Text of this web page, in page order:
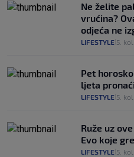
Ne želite
vrućina?
odjeća ne
LIFESTYLE 5. kol.
Pet
ljeta
LIFESTYLE 5. kol.
Ruže uz
Evo koje
LIFESTYLE 5. kol.